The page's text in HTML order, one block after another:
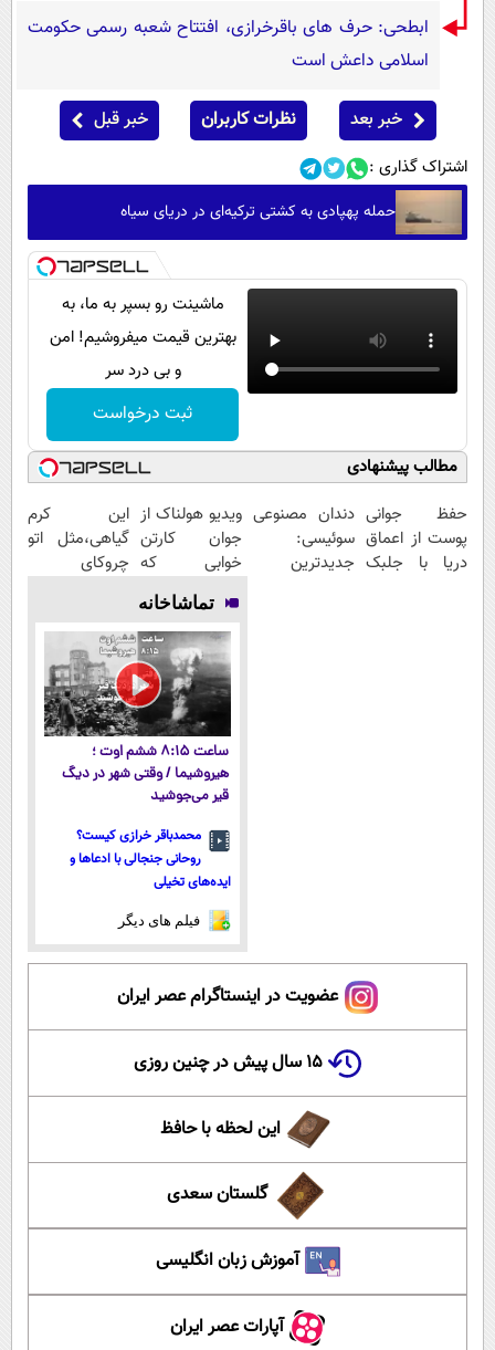
ابطحی: حرف های باقرخرازی، افتتاح شعبه رسمی حکومت
اسلامی داعش است
خبر بعد نظرات کاربران خبر قبل
اشتراک گذاری :
حمله پهپادی به کشتی ترکیه‌ای در دریای سیاه
ماشینت رو بسپر به ما، به
بهترین قیمت میفروشیم! امن
و بی درد سر
ثبت درخواست
مطالب پیشنهادی
حفظ جوانی
پوست از اعماق
دریا با جلبک
دندان مصنوعی
سوئیسی:
جدیدترین
ویدیو هولناک از
جوان کارتن
خوابی که
میلیاردر شد.
آموزش رایگان
این کرم
گیاهی،مثل اتو
چروکای
تماشاخانه
ساعت ۸:۱۵ ششم اوت ؛
هیروشیما / وقتی شهر در دیگ
قیر می‌جوشید
محمدباقر خرازی کیست؟
روحانی جنجالی با ادعاها و
ایده‌های تخیلی
فیلم های دیگر
عضویت در اینستاگرام عصر ایران
۱۵ سال پیش در چنین روزی
این لحظه با حافظ
گلستان سعدی
آموزش زبان انگلیسی
آپارات عصر ایران